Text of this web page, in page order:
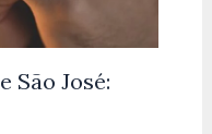
São José: